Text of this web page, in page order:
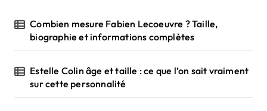
Combien mesure Fabien Lecoeuvre ? Taille,
biographie et informations complètes
Estelle Colin âge et taille : ce que l’on sait vraiment
sur cette personnalité